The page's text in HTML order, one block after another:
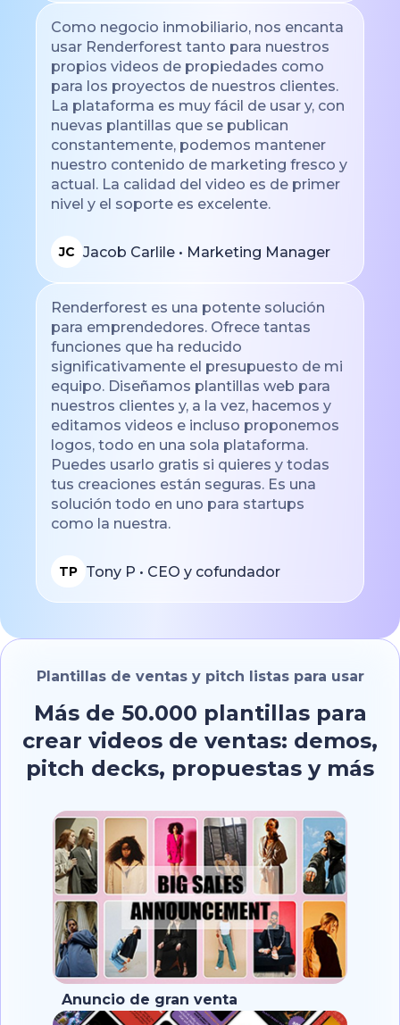
Como negocio inmobiliario, nos encanta
usar Renderforest tanto para nuestros
propios videos de propiedades como
para los proyectos de nuestros clientes.
La plataforma es muy fácil de usar y, con
nuevas plantillas que se publican
constantemente, podemos mantener
nuestro contenido de marketing fresco y
actual. La calidad del video es de primer
nivel y el soporte es excelente.
JC Jacob Carlile • Marketing Manager
Renderforest es una potente solución
para emprendedores. Ofrece tantas
funciones que ha reducido
significativamente el presupuesto de mi
equipo. Diseñamos plantillas web para
nuestros clientes y, a la vez, hacemos y
editamos videos e incluso proponemos
logos, todo en una sola plataforma.
Puedes usarlo gratis si quieres y todas
tus creaciones están seguras. Es una
solución todo en uno para startups
como la nuestra.
TP Tony P • CEO y cofundador
Plantillas de ventas y pitch listas para usar
Más de 50.000 plantillas para
crear videos de ventas: demos,
pitch decks, propuestas y más
Anuncio de gran venta